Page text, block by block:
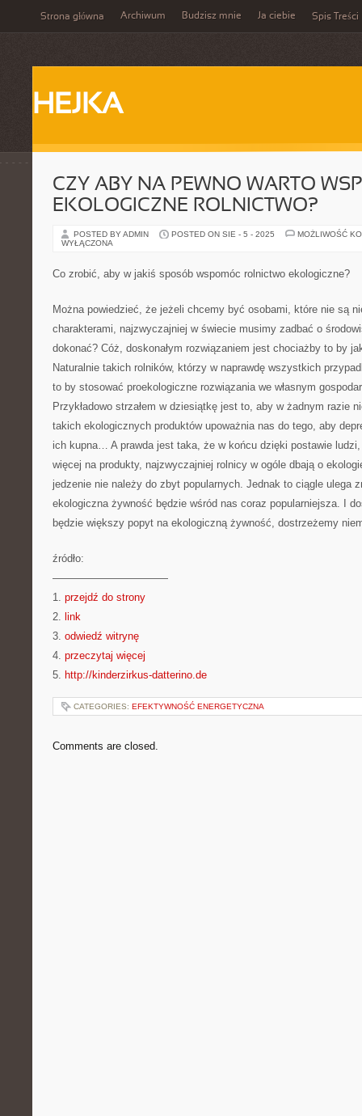
Strona główna Archiwum Budzisz mnie Ja ciebie Spis Treści
HEJKA
CZY ABY NA PEWNO WARTO
EKOLOGICZNE ROLNICTWO?
POSTED BY ADMIN POSTED ON SIE - 5 - 2025
MOŻLIWOŚĆ
WYŁĄCZONA
Co zrobić, aby w jakiś sposób wspomóc rolnictwo ekologiczne?
Można powiedzieć, że jeżeli chcemy być osobami, które nie są
charakterami, najzwyczajniej w świecie musimy zadbać o
dokonać? Cóż, doskonałym rozwiązaniem jest chociażby to by
Naturalnie takich rolników, którzy w naprawdę wszystkich
to by stosować proekologiczne rozwiązania we własnym
Przykładowo strzałem w dziesiątkę jest to, aby w żadnym razie
takich ekologicznych produktów upoważnia nas do tego, aby
ich kupna… A prawda jest taka, że w końcu dzięki postawie
więcej na produkty, najzwyczajniej rolnicy w ogóle dbają o
jedzenie nie należy do zbyt popularnych. Jednak to ciągle ulega
ekologiczna żywność będzie wśród nas coraz popularniejsza. I
będzie większy popyt na ekologiczną żywność, dostrzeżemy
źródło:
———————————
1. przejdź do strony
2. link
3. odwiedź witrynę
4. przeczytaj więcej
5. http://kinderzirkus-datterino.de
CATEGORIES: EFEKTYWNOŚĆ ENERGETYCZNA
Comments are closed.